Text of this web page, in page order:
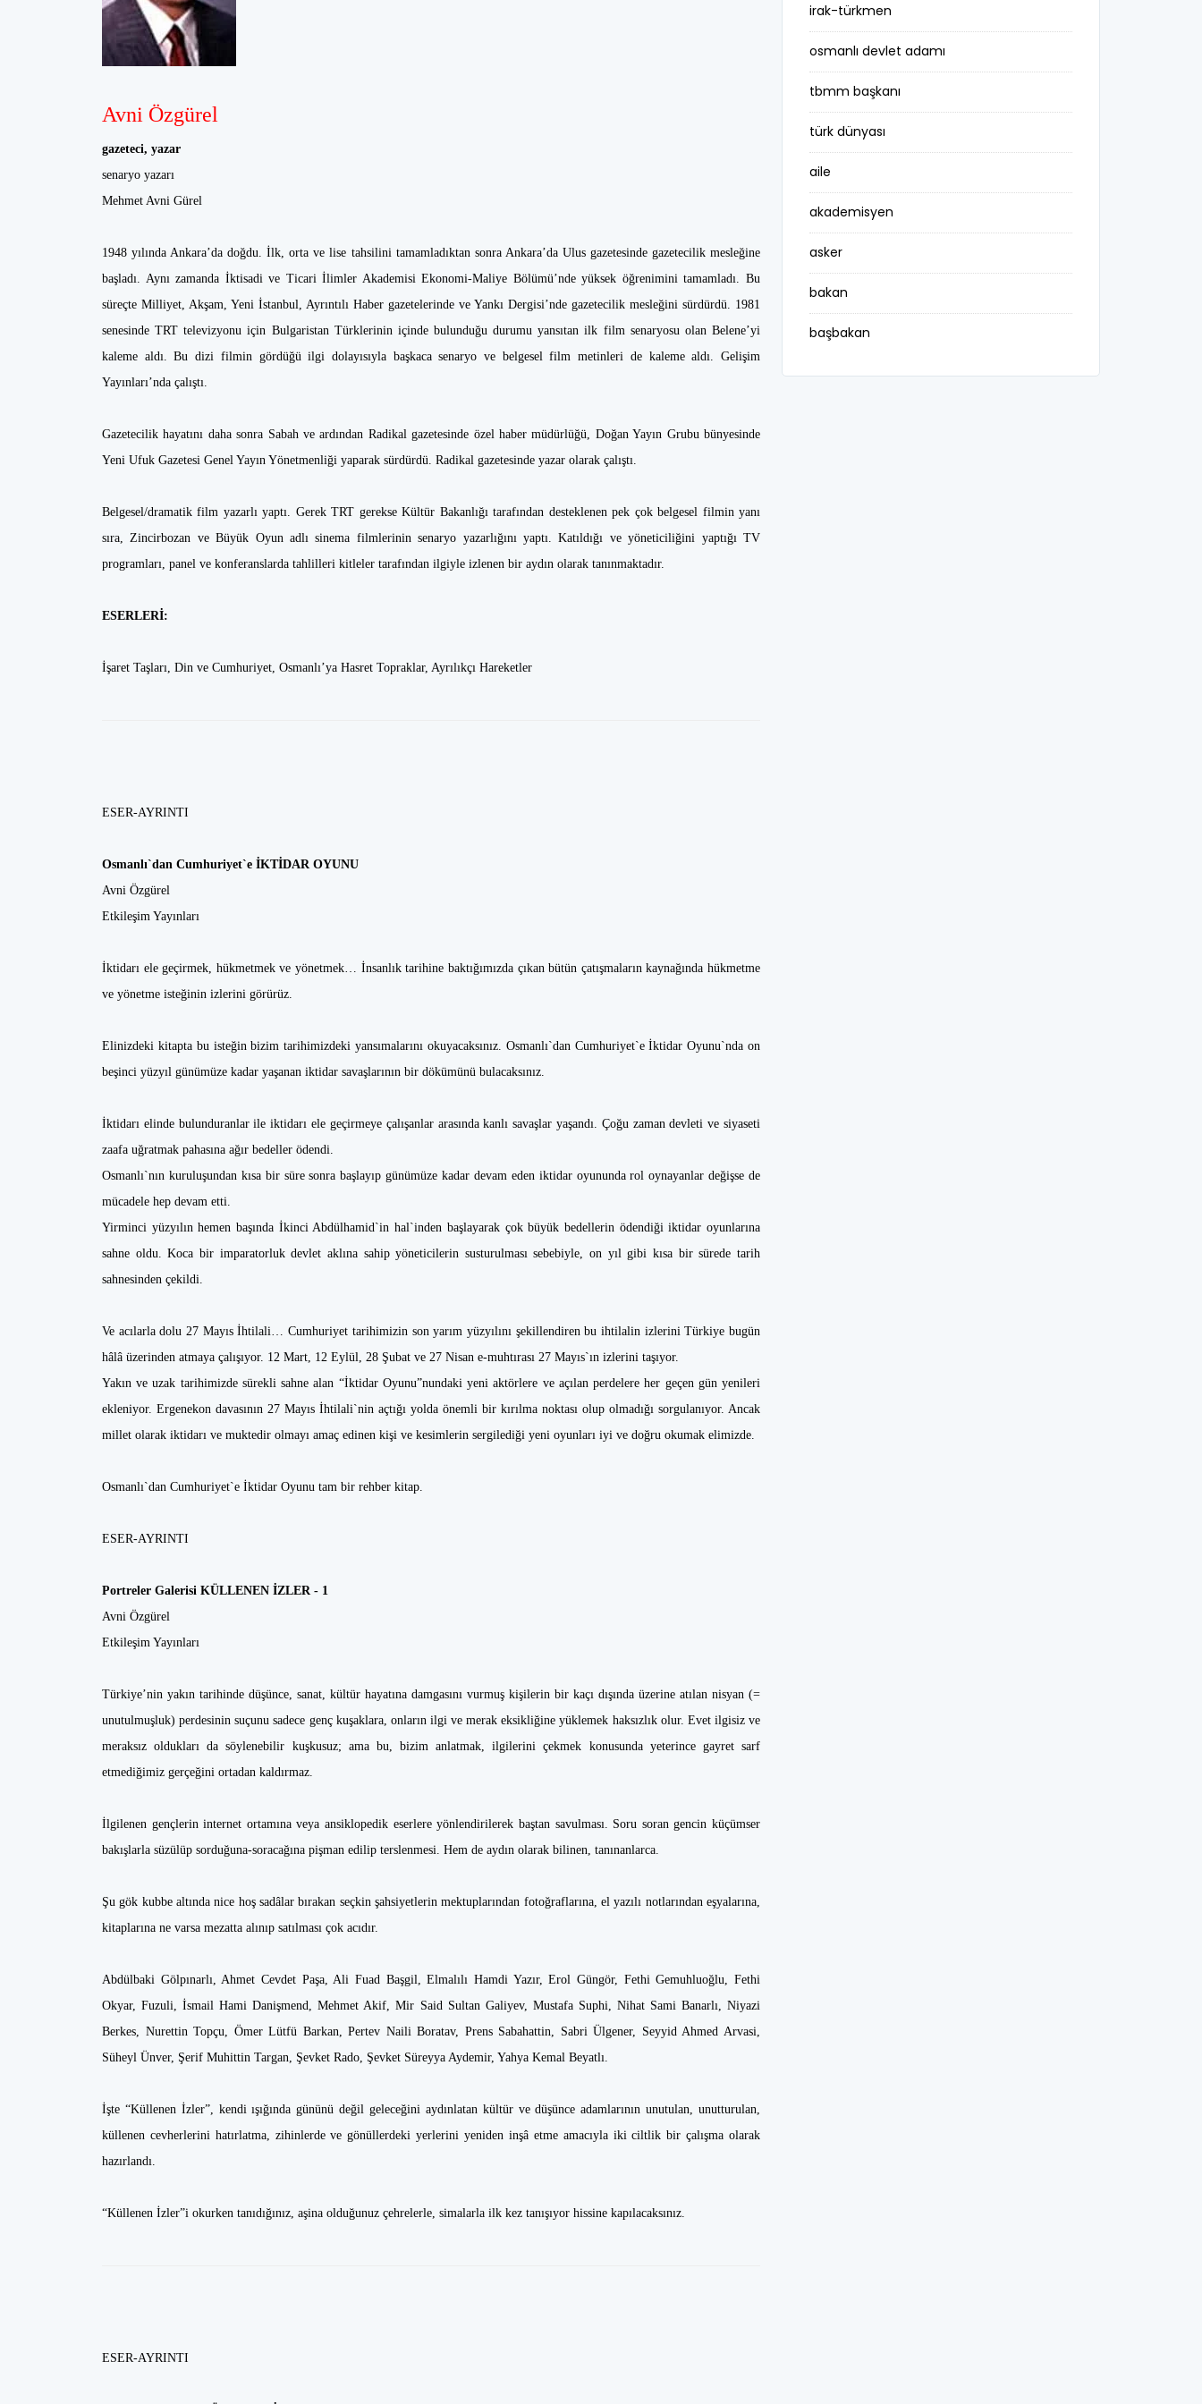
Avni Özgürel
gazeteci, yazar
senaryo yazarı
Mehmet Avni Gürel
1948 yılında Ankara’da doğdu. İlk, orta ve lise tahsilini tamamladıktan sonra Ankara’da Ulus gazetesinde gazetecilik mesleğine
başladı. Aynı zamanda İktisadi ve Ticari İlimler Akademisi Ekonomi-Maliye Bölümü’nde yüksek öğrenimini tamamladı. Bu
süreçte Milliyet, Akşam, Yeni İstanbul, Ayrıntılı Haber gazetelerinde ve Yankı Dergisi’nde gazetecilik mesleğini sürdürdü. 1981
senesinde TRT televizyonu için Bulgaristan Türklerinin içinde bulunduğu durumu yansıtan ilk film senaryosu olan Belene’yi
kaleme aldı. Bu dizi filmin gördüğü ilgi dolayısıyla başkaca senaryo ve belgesel film metinleri de kaleme aldı. Gelişim
Yayınları’nda çalıştı.
Gazetecilik hayatını daha sonra Sabah ve ardından Radikal gazetesinde özel haber müdürlüğü, Doğan Yayın Grubu bünyesinde
Yeni Ufuk Gazetesi Genel Yayın Yönetmenliği yaparak sürdürdü. Radikal gazetesinde yazar olarak çalıştı.
Belgesel/dramatik film yazarlı yaptı. Gerek TRT gerekse Kültür Bakanlığı tarafından desteklenen pek çok belgesel filmin yanı
sıra, Zincirbozan ve Büyük Oyun adlı sinema filmlerinin senaryo yazarlığını yaptı. Katıldığı ve yöneticiliğini yaptığı TV
programları, panel ve konferanslarda tahlilleri kitleler tarafından ilgiyle izlenen bir aydın olarak tanınmaktadır.
ESERLERİ:
İşaret Taşları, Din ve Cumhuriyet, Osmanlı’ya Hasret Topraklar, Ayrılıkçı Hareketler
ESER-AYRINTI
Osmanlı`dan Cumhuriyet`e İKTİDAR OYUNU
Avni Özgürel
Etkileşim Yayınları
İktidarı ele geçirmek, hükmetmek ve yönetmek… İnsanlık tarihine baktığımızda çıkan bütün çatışmaların kaynağında hükmetme
ve yönetme isteğinin izlerini görürüz.
Elinizdeki kitapta bu isteğin bizim tarihimizdeki yansımalarını okuyacaksınız. Osmanlı`dan Cumhuriyet`e İktidar Oyunu`nda on
beşinci yüzyıl günümüze kadar yaşanan iktidar savaşlarının bir dökümünü bulacaksınız.
İktidarı elinde bulunduranlar ile iktidarı ele geçirmeye çalışanlar arasında kanlı savaşlar yaşandı. Çoğu zaman devleti ve siyaseti
zaafa uğratmak pahasına ağır bedeller ödendi.
Osmanlı`nın kuruluşundan kısa bir süre sonra başlayıp günümüze kadar devam eden iktidar oyununda rol oynayanlar değişse de
mücadele hep devam etti.
Yirminci yüzyılın hemen başında İkinci Abdülhamid`in hal`inden başlayarak çok büyük bedellerin ödendiği iktidar oyunlarına
sahne oldu. Koca bir imparatorluk devlet aklına sahip yöneticilerin susturulması sebebiyle, on yıl gibi kısa bir sürede tarih
sahnesinden çekildi.
Ve acılarla dolu 27 Mayıs İhtilali… Cumhuriyet tarihimizin son yarım yüzyılını şekillendiren bu ihtilalin izlerini Türkiye bugün
hâlâ üzerinden atmaya çalışıyor. 12 Mart, 12 Eylül, 28 Şubat ve 27 Nisan e-muhtırası 27 Mayıs`ın izlerini taşıyor.
Yakın ve uzak tarihimizde sürekli sahne alan “İktidar Oyunu”nundaki yeni aktörlere ve açılan perdelere her geçen gün yenileri
ekleniyor. Ergenekon davasının 27 Mayıs İhtilali`nin açtığı yolda önemli bir kırılma noktası olup olmadığı sorgulanıyor. Ancak
millet olarak iktidarı ve muktedir olmayı amaç edinen kişi ve kesimlerin sergilediği yeni oyunları iyi ve doğru okumak elimizde.
Osmanlı`dan Cumhuriyet`e İktidar Oyunu tam bir rehber kitap.
ESER-AYRINTI
Portreler Galerisi KÜLLENEN İZLER - 1
Avni Özgürel
Etkileşim Yayınları
Türkiye’nin yakın tarihinde düşünce, sanat, kültür hayatına damgasını vurmuş kişilerin bir kaçı dışında üzerine atılan nisyan (=
unutulmuşluk) perdesinin suçunu sadece genç kuşaklara, onların ilgi ve merak eksikliğine yüklemek haksızlık olur. Evet ilgisiz ve
meraksız oldukları da söylenebilir kuşkusuz; ama bu, bizim anlatmak, ilgilerini çekmek konusunda yeterince gayret sarf
etmediğimiz gerçeğini ortadan kaldırmaz.
İlgilenen gençlerin internet ortamına veya ansiklopedik eserlere yönlendirilerek baştan savulması. Soru soran gencin küçümser
bakışlarla süzülüp sorduğuna-soracağına pişman edilip terslenmesi. Hem de aydın olarak bilinen, tanınanlarca.
Şu gök kubbe altında nice hoş sadâlar bırakan seçkin şahsiyetlerin mektuplarından fotoğraflarına, el yazılı notlarından eşyalarına,
kitaplarına ne varsa mezatta alınıp satılması çok acıdır.
Abdülbaki Gölpınarlı, Ahmet Cevdet Paşa, Ali Fuad Başgil, Elmalılı Hamdi Yazır, Erol Güngör, Fethi Gemuhluoğlu, Fethi
Okyar, Fuzuli, İsmail Hami Danişmend, Mehmet Akif, Mir Said Sultan Galiyev, Mustafa Suphi, Nihat Sami Banarlı, Niyazi
Berkes, Nurettin Topçu, Ömer Lütfü Barkan, Pertev Naili Boratav, Prens Sabahattin, Sabri Ülgener, Seyyid Ahmed Arvasi,
Süheyl Ünver, Şerif Muhittin Targan, Şevket Rado, Şevket Süreyya Aydemir, Yahya Kemal Beyatlı.
İşte “Küllenen İzler”, kendi ışığında gününü değil geleceğini aydınlatan kültür ve düşünce adamlarının unutulan, unutturulan,
küllenen cevherlerini hatırlatma, zihinlerde ve gönüllerdeki yerlerini yeniden inşâ etme amacıyla iki ciltlik bir çalışma olarak
hazırlandı.
“Küllenen İzler”i okurken tanıdığınız, aşina olduğunuz çehrelerle, simalarla ilk kez tanışıyor hissine kapılacaksınız.
ESER-AYRINTI
irak-türkmen
osmanlı devlet adamı
tbmm başkanı
türk dünyası
aile
akademisyen
asker
bakan
başbakan
belediye başkanı